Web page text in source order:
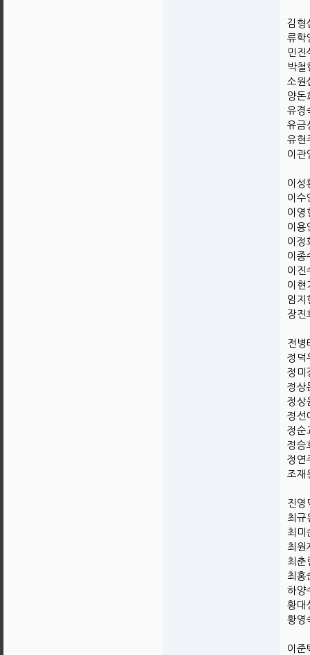
김형
류학
민
박
소원
양돈
유경
유금
유현
이
이
이수
이
이용
이
이종
이
이현
임지
장진
전
정덕
정미
정상
정상
정선
정순
정
정연
조재
진영
최규
최미
최원
최춘
최홍
하양
황대
황영
이준